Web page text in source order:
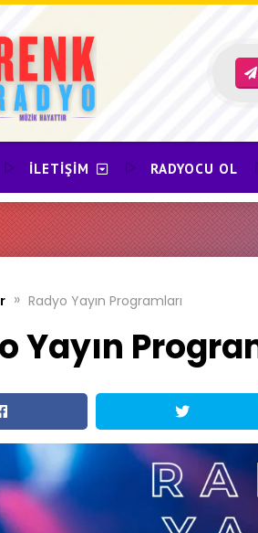
İLETIŞIM RADYOCU OL
» Radyo Yayın Programları
Yayın